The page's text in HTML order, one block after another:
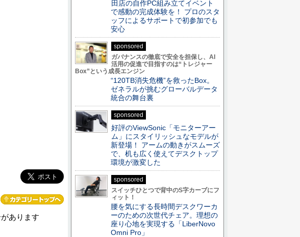
あります
田店の自作PC組み立てイベント
で感動の完成体験を！ プロのスタ
ッフによるサポートで初参加でも
安心
sponsored
ガバナンスの徹底で安全を担保し、AI
活用の促進で目指すのは“トレジャー
Box”という成長エンジン
“120TB消失危機”を救ったBox。
ゼネラルが挑むグローバルデータ
統合の舞台裏
sponsored
好評のViewSonic「モニターアー
ム」にスタイリッシュなモデルが
新登場！ アームの動きがスムーズ
で、机も広く使えてデスクトップ
環境が激変した
sponsored
スイッチひとつで背中のS字カーブにフ
ィット！
腰を気にする長時間デスクワーカ
ーのための次世代チェア。理想の
座り心地を実現する「LiberNovo
Omni Pro」